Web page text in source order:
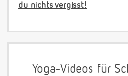
du nichts vergisst!
Yoga-Videos für